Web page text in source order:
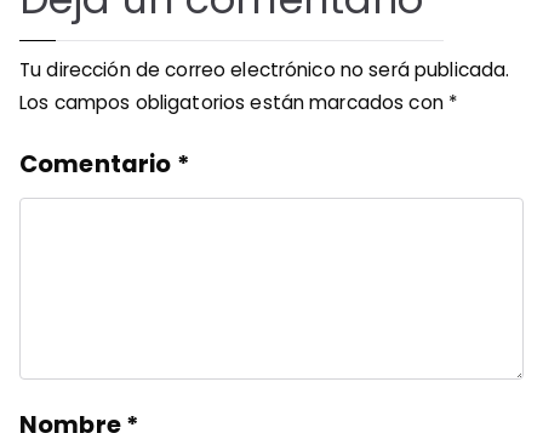
Tu dirección de correo electrónico no será publicada.
Los campos obligatorios están marcados con *
Comentario *
Nombre*